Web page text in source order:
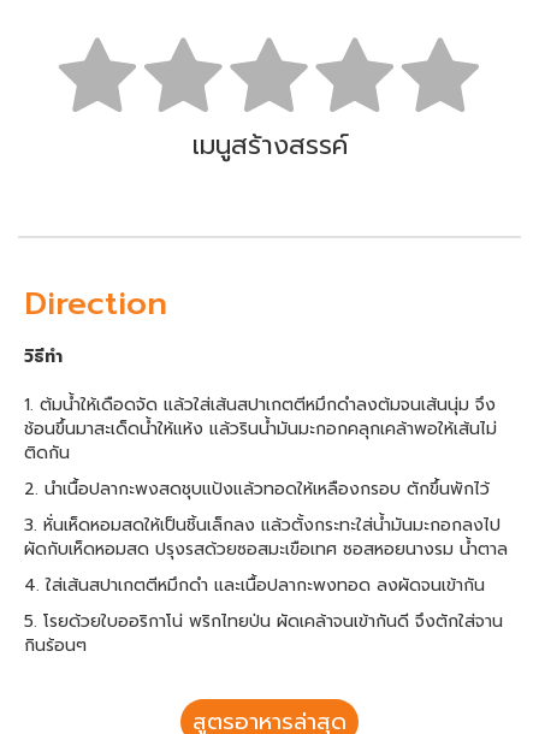
เมนูสร้างสรรค์
Direction
วิธีทำ
1. ต้มน้ำให้เดือดจัด แล้วใส่เส้นสปาเกตตีหมึกดำลงต้มจนเส้นนุ่ม จึง
ช้อนขึ้นมาสะเด็ดน้ำให้แห้ง แล้วรินน้ำมันมะกอกคลุกเคล้าพอให้เส้นไม่
ติดกัน
2. นำเนื้อปลากะพงสดชุบแป้งแล้วทอดให้เหลืองกรอบ ตักขึ้นพักไว้
3. หั่นเห็ดหอมสดให้เป็นชิ้นเล็กลง แล้วตั้งกระทะใส่น้ำมันมะกอกลงไป
ผัดกับเห็ดหอมสด ปรุงรสด้วยซอสมะเขือเทศ ซอสหอยนางรม น้ำตาล
4. ใส่เส้นสปาเกตตีหมึกดำ และเนื้อปลากะพงทอด ลงผัดจนเข้ากัน
5. โรยด้วยใบออริกาโน่ พริกไทยป่น ผัดเคล้าจนเข้ากันดี จึงตักใส่จาน
กินร้อนๆ
สูตรอาหารล่าสุด